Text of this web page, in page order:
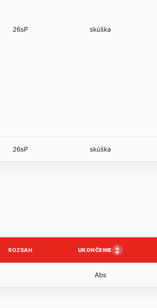
26sP skúška
26sP skúška
ROZSAH UKONČENIE ↕
Abs